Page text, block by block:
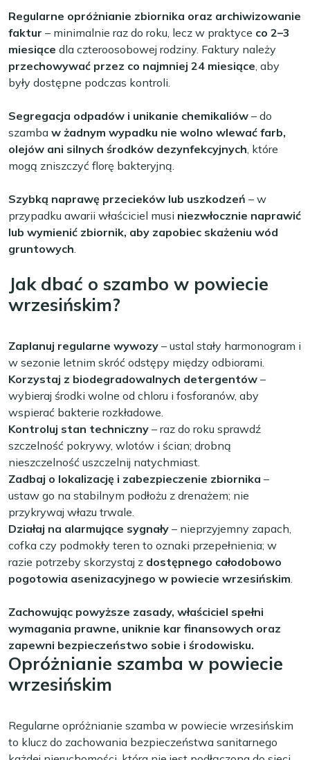
Regularne opróżnianie zbiornika oraz archiwizowanie
faktur – minimalnie raz do roku, lecz w praktyce co 2–3
miesiące dla czteroosobowej rodziny. Faktury należy
przechowywać przez co najmniej 24 miesiące, aby
były dostępne podczas kontroli.
Segregacja odpadów i unikanie chemikaliów – do
szamba w żadnym wypadku nie wolno wlewać farb,
olejów ani silnych środków dezynfekcyjnych, które
mogą zniszczyć florę bakteryjną.
Szybką naprawę przecieków lub uszkodzeń – w
przypadku awarii właściciel musi niezwłocznie naprawić
lub wymienić zbiornik, aby zapobiec skażeniu wód
gruntowych.
Jak dbać o szambo w powiecie
wrzesińskim?
Zaplanuj regularne wywozy – ustal stały harmonogram i
w sezonie letnim skróć odstępy między odbiorami.
Korzystaj z biodegradowalnych detergentów –
wybieraj środki wolne od chloru i fosforanów, aby
wspierać bakterie rozkładowe.
Kontroluj stan techniczny – raz do roku sprawdź
szczelność pokrywy, wlotów i ścian; drobną
nieszczelność uszczelnij natychmiast.
Zadbaj o lokalizację i zabezpieczenie zbiornika –
ustaw go na stabilnym podłożu z drenażem; nie
przykrywaj włazu trwale.
Działaj na alarmujące sygnały – nieprzyjemny zapach,
cofka czy podmokły teren to oznaki przepełnienia; w
razie potrzeby skorzystaj z dostępnego całodobowo
pogotowia asenizacyjnego w powiecie wrzesińskim.
Zachowując powyższe zasady, właściciel spełni
wymagania prawne, uniknie kar finansowych oraz
zapewni bezpieczeństwo sobie i środowisku.
Opróżnianie szamba w powiecie
wrzesińskim
Regularne opróżnianie szamba w powiecie wrzesińskim
to klucz do zachowania bezpieczeństwa sanitarnego